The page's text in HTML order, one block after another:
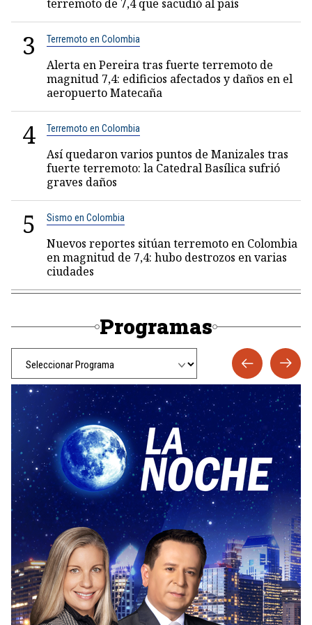
terremoto de 7,4 que sacudió al país
3 Terremoto en Colombia
Alerta en Pereira tras fuerte terremoto de
magnitud 7,4: edificios afectados y daños en el
aeropuerto Matecaña
4 Terremoto en Colombia
Así quedaron varios puntos de Manizales tras
fuerte terremoto: la Catedral Basílica sufrió
graves daños
5 Sismo en Colombia
Nuevos reportes sitúan terremoto en Colombia
en magnitud de 7,4: hubo destrozos en varias
ciudades
Programas